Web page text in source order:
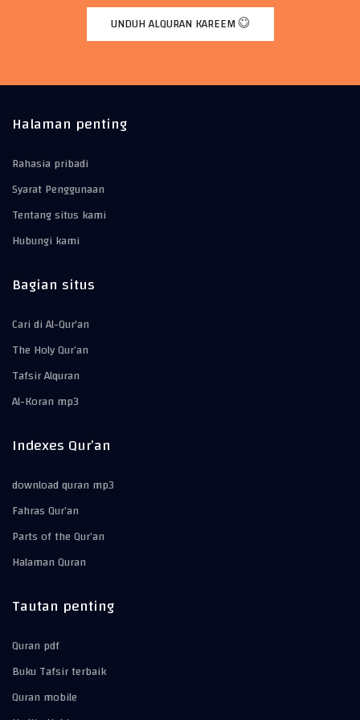
UNDUH ALQURAN KAREEM
Halaman penting
Rahasia pribadi
Syarat Penggunaan
Tentang situs kami
Hubungi kami
Bagian situs
Cari di Al-Qur'an
The Holy Qur’an
Tafsir Alquran
Al-Koran mp3
Indexes Qur’an
download quran mp3
Fahras Qur’an
Parts of the Qur’an
Halaman Quran
Tautan penting
Quran pdf
Buku Tafsir terbaik
Quran mobile